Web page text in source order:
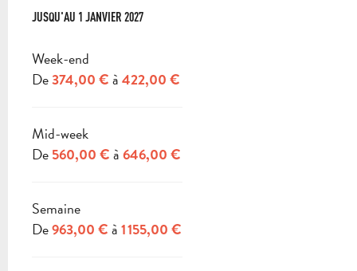
DU3 JANVIER 2026AU1 JANVIER 2027
JUSQU'AU 1 JANVIER 2027
Week-end
De374,00 € à 422,00 €
Mid-week
De 560,00 € à 646,00 €
Semaine
De963,00 € à 1 155,00 €